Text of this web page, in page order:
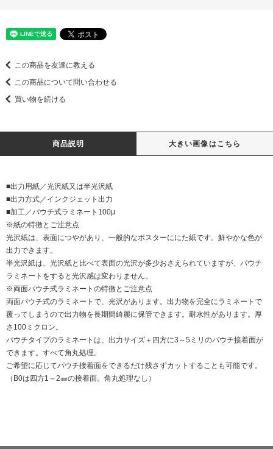
この商品を友達に教える
この商品について問い合わせる
買い物を続ける
商品説明 大きい画像はこちら
■出力用紙／光沢紙又は半光沢紙
■出力方式／インクジェット出力
■加工／パウチ式ラミネート100μ
※紙の特徴とご注意点
光沢紙は、表面につやがあり、一般的なポスターににた紙です。鮮やかな色が
出力できます。
半光沢紙は、光沢紙と比べて表面の光沢が多少おさえられていますが、パウチ
ラミネートをすると光沢感は変わりません。
※両面パウチ式ラミネートの特徴とご注意点
両面パウチ式のラミネートで、光沢があります。出力物を完全にラミネートで
覆ってしまうので出力物を長期間綺麗に保管できます。耐水性があります。厚
さ100ミクロン。
パウチタイプのラミネートは、出力サイズ＋四方に3～5ミリのパウチ接着面が
できます。すべて角丸処理。
ご希望に応じてパウチ接着面をできるだけ残さずカットすることも可能です。
（B0は四方1～2㎜の接着面。角丸処理なし）